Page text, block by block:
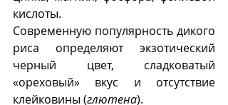
кислоты.
Современную популярность дикого
риса определяют экзотический
черный цвет, сладковатый
«ореховый» вкус и отсутствие
клейковины (глютена).